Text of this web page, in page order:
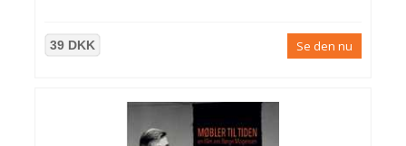
39 DKK Se den nu